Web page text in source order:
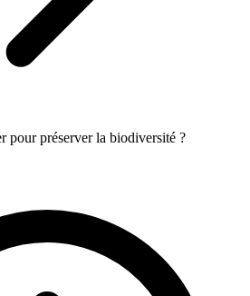
pour préserver la biodiversité ?